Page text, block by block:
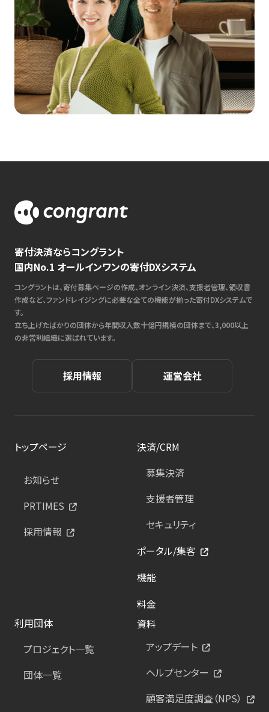
寄付決済ならコングラント
国内No.1 オールインワンの寄付DXシステム
コングラントは、寄付募集ページの作成、オンライン決済、支援者管理、領収書
作成など、ファンドレイジングに必要な全ての機能が揃った寄付DXシステムで
す。
立ち上げたばかりの団体から年間収入数十億円規模の団体まで、3,000以上
の非営利組織に選ばれています。
採用情報 運営会社
トップページ
お知らせ
PRTIMES
採用情報
決済/CRM
募集決済
支援者管理
セキュリティ
ポータル/集客
機能
料金
利用団体
プロジェクト一覧
団体一覧
資料
アップデート
ヘルプセンター
顧客満足度調査（NPS）